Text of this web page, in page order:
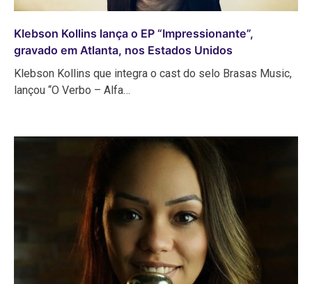
Klebson Kollins lança o EP “Impressionante”,
gravado em Atlanta, nos Estados Unidos
Klebson Kollins que integra o cast do selo Brasas Music,
lançou “O Verbo – Alfa…